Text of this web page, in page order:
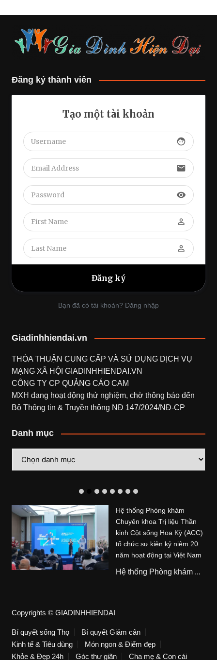
Đăng ký thành viên
Tạo một tài khoản
face
email
visibility
perm_identity
perm_identity
Bạn đã có tài khoản? Đăng nhập
Giadinhhiendai.vn
THỎA THUẬN CUNG CẤP VÀ SỬ DỤNG DỊCH VỤ
MẠNG XÃ HỘI GIADINHHIENDAI.VN
CÔNG TY CP QUẢNG CÁO CAM
MXH đang hoạt động thử nghiệm, chờ thông báo đến
Bộ Thông tin & Truyền thông NĐ 147/2024/NĐ-CP
Danh mục
mục
Hệ thống Phòng khám
Chuyên khoa Trị liệu Thần
kinh Cột sống Hoa Kỳ (ACC)
tổ chức sự kiện kỷ niệm 20
năm hoạt động tại Việt Nam
Hệ thống Phòng khám ...
Copyrights © GIADINHHIENDAI
Bí quyết sống Thọ
Bí quyết Giảm cân
Kinh tế & Tiêu dùng
Món ngon & Điểm đẹp
Khỏe & Đẹp 24h
Góc thư giãn Cha mẹ & Con cái